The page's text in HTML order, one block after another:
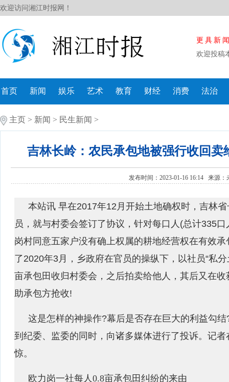
欢迎访问湘江时报网！
更具新
欢迎投稿
首页 新闻 娱乐 艺术 教育 财经 消费 法治
主页 > 新闻 > 民生新闻 >
吉林长岭：农民承包地被强行收回
发布时间：2023-01-16 16:14 来源：
本站讯 早在2017年12月开始土地确权时，吉林
员，就与村委会签订了协议，针对每口人(总计335
岗村同意五家户没有确上权属的耕地经营权在有效
了2020年3月，乡政府在官员的操纵下，以社员“私
亩承包田收归村委会，之后拍卖给他人，其后又在
助承包方抢收!
这是怎样的神操作?幕后是否存在巨大的利益勾
到纪委、监委的同时，向诸多媒体进行了投诉。记
惊。
欧力岗一社每人0.8亩承包田纠纷的来由